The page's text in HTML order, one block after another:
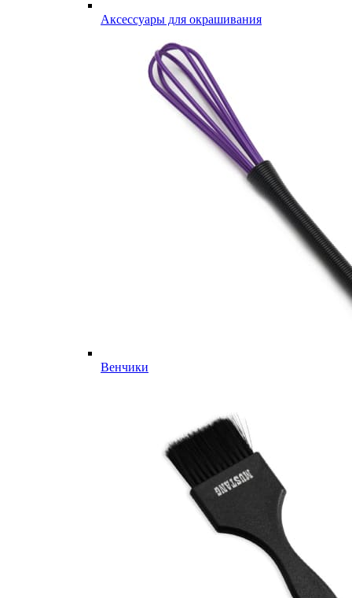
Аксессуары для окрашивания
Венчики